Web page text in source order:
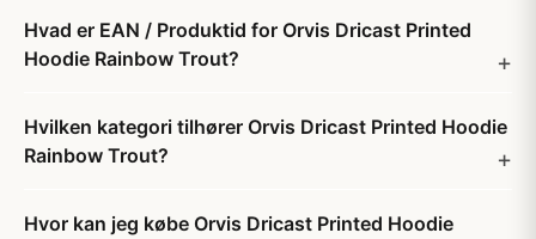
Hvad er EAN / Produktid for Orvis Dricast Printed
Hoodie Rainbow Trout?
Hvilken kategori tilhører Orvis Dricast Printed Hoodie
Rainbow Trout?
Hvor kan jeg købe Orvis Dricast Printed Hoodie